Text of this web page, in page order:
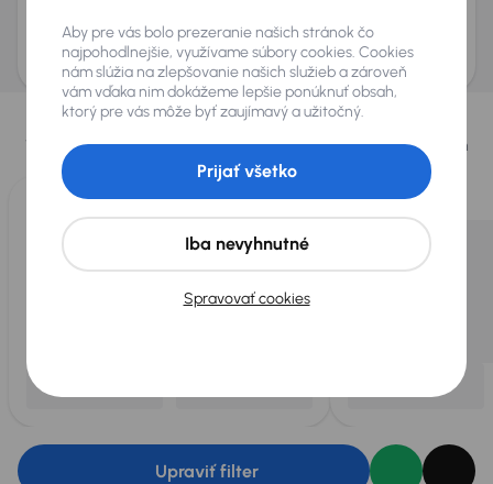
AURES Holdings a.s., so sídlom Dopravákov 874/15, Čimice, 184 00 Praha 8 bude
uchovávať a spracovávať vaše osobné údaje v súlade so zásadami ochrany a
spracovania osobných údajov.
Vybrali sme pre vás
Vyberáme pre vás tienajlepšie vozidláz našej ponuky. Každý deň
pre vás vykúpimeaž 400 vozidiel
Upraviť filter
Aby pre vás bolo prezeranie našich stránok čo
najpohodlnejšie, využívame súbory cookies. Cookies
nám slúžia na zlepšovanie našich služieb a zároveň
vám vďaka nim dokážeme lepšie ponúknuť obsah,
ktorý pre vás môže byť zaujímavý a užitočný.
Spravovať cookies
Iba nevyhnutné
Prijať všetko